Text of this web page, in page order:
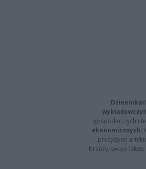
gospodarczych i
ekonomicznych.
precyzyjne
branży, swoje